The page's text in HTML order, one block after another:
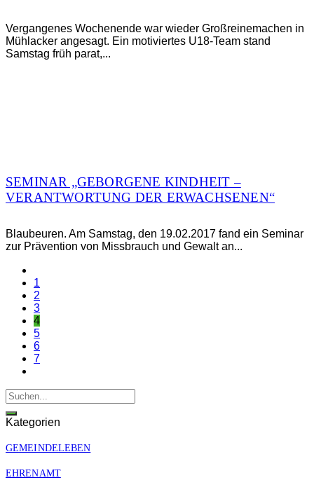
Vergangenes Wochenende war wieder Großreinemachen in
Mühlacker angesagt. Ein motiviertes U18-Team stand
Samstag früh parat,...
SEMINAR „GEBORGENE KINDHEIT –
VERANTWORTUNG DER ERWACHSENEN“
Blaubeuren. Am Samstag, den 19.02.2017 fand ein Seminar
zur Prävention von Missbrauch und Gewalt an...
1
2
3
4
5
6
7
Kategorien
GEMEINDELEBEN
EHRENAMT